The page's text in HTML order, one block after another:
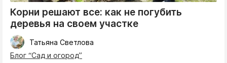
Корни решают все: как не погубить
деревья на своем участке
Татьяна Светлова
Блог “Сад и огород”